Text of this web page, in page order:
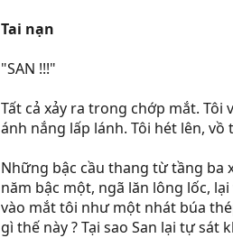
Tai nạn
"SAN !!!"
Tất cả xảy ra trong chớp mắt.
ánh nắng lấp lánh. Tôi hét lên,
Những bậc cầu thang từ tầng ba
năm bậc một, ngã lăn lông lốc,
vào mắt tôi như một nhát búa
gì thế này ? Tại sao San lại tự sát